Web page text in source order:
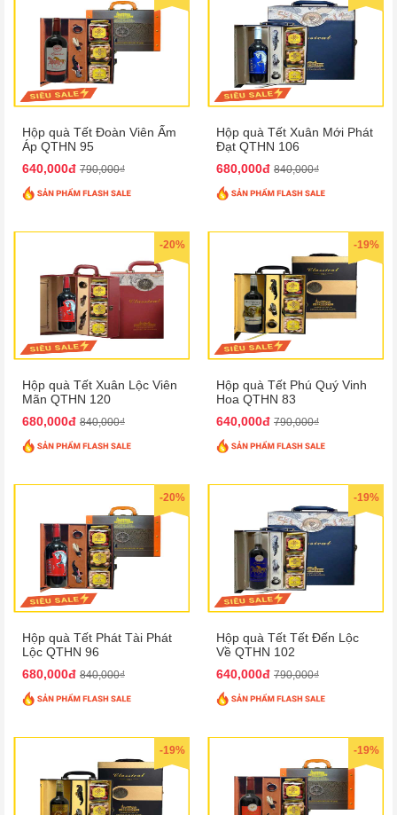
Hộp quà Tết Đoàn Viên Ấm
Áp QTHN 95
640,000đ 790,000₫
Hộp quà Tết Xuân Mới Phát
Đạt QTHN 106
680,000đ 840,000₫
-20%
Hộp quà Tết Xuân Lộc Viên
Mãn QTHN 120
680,000đ 840,000₫
-19%
Hộp quà Tết Phú Quý Vinh
Hoa QTHN 83
640,000đ 790,000₫
-20%
Hộp quà Tết Phát Tài Phát
Lộc QTHN 96
680,000đ 840,000₫
-19%
Hộp quà Tết Tết Đến Lộc
Về QTHN 102
640,000đ 790,000₫
-19% -19%